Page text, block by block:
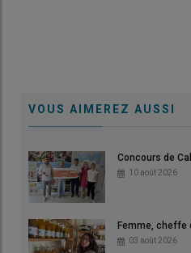
VOUS AIMEREZ AUSSI
Concours de
10 août 2026
Femme, cheffe
03 août 2026